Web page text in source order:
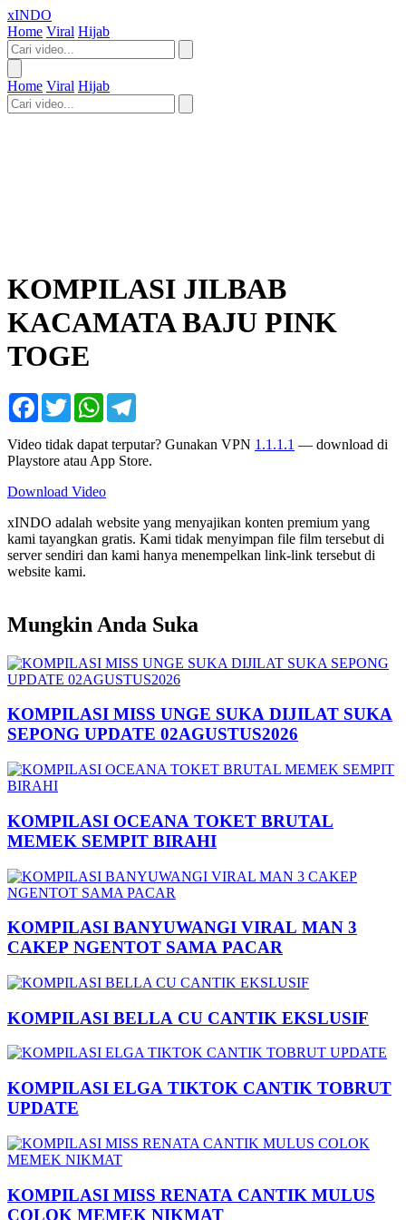
xINDO
Home Viral Hijab
Home Viral Hijab
KOMPILASI JILBAB
KACAMATA BAJU PINK
TOGE
Facebook
TwitterWhatsApp
Video tidak dapat terputar? Gunakan VPN 1.1.1.1 — download di
Playstore atau App Store.
Download Video
xINDO adalah website yang menyajikan konten premium yang
kami tayangkan gratis. Kami tidak menyimpan file film tersebut di
server sendiri dan kami hanya menempelkan link-link tersebut di
website kami.
Mungkin Anda Suka
KOMPILASI MISS UNGE SUKA DIJILAT SUKA
SEPONG UPDATE 02AGUSTUS2026
KOMPILASI OCEANA TOKET BRUTAL
MEMEK SEMPIT BIRAHI
KOMPILASI BANYUWANGI VIRAL MAN 3
CAKEP NGENTOT SAMA PACAR
KOMPILASI BELLA CU CANTIK EKSLUSIF
KOMPILASI ELGA TIKTOK CANTIK TOBRUT
UPDATE
KOMPILASI MISS RENATA CANTIK MULUS
COLOK MEMEK NIKMAT